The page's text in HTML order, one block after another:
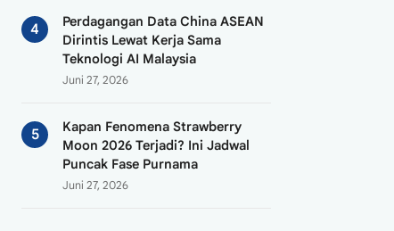
Perdagangan Data China ASEAN
Dirintis Lewat Kerja Sama
Teknologi AI Malaysia
Juni 27, 2026
Kapan Fenomena Strawberry
Moon 2026 Terjadi? Ini Jadwal
Puncak Fase Purnama
Juni 27, 2026